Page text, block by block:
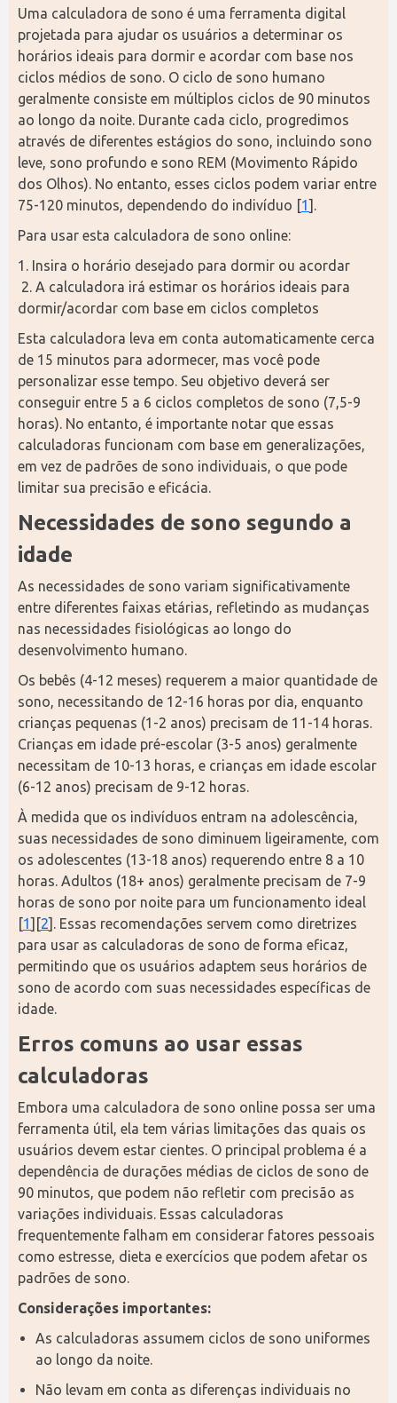
Uma calculadora de sono é uma ferramenta digital
projetada para ajudar os usuários a determinar os
horários ideais para dormir e acordar com base nos
ciclos médios de sono. O ciclo de sono humano
geralmente consiste em múltiplos ciclos de 90 minutos
ao longo da noite. Durante cada ciclo, progredimos
através de diferentes estágios do sono, incluindo sono
leve, sono profundo e sono REM (Movimento Rápido
dos Olhos). No entanto, esses ciclos podem variar entre
75-120 minutos, dependendo do indivíduo [1].
Para usar esta calculadora de sono online:
1. Insira o horário desejado para dormir ou acordar
dormir/acordar com base em ciclos completos
Esta calculadora leva em conta automaticamente cerca
de 15 minutos para adormecer, mas você pode
personalizar esse tempo. Seu objetivo deverá ser
conseguir entre 5 a 6 ciclos completos de sono (7,5-9
horas). No entanto, é importante notar que essas
calculadoras funcionam com base em generalizações,
em vez de padrões de sono individuais, o que pode
limitar sua precisão e eficácia.
Necessidades de sono segundo a
idade
As necessidades de sono variam significativamente
entre diferentes faixas etárias, refletindo as mudanças
nas necessidades fisiológicas ao longo do
desenvolvimento humano.
Os bebês (4-12 meses) requerem a maior quantidade de
sono, necessitando de 12-16 horas por dia, enquanto
crianças pequenas (1-2 anos) precisam de 11-14 horas.
Crianças em idade pré-escolar (3-5 anos) geralmente
necessitam de 10-13 horas, e crianças em idade escolar
(6-12 anos) precisam de 9-12 horas.
À medida que os indivíduos entram na adolescência,
suas necessidades de sono diminuem ligeiramente, com
os adolescentes (13-18 anos) requerendo entre 8 a 10
horas. Adultos (18+ anos) geralmente precisam de 7-9
horas de sono por noite para um funcionamento ideal
[1][2]. Essas recomendações servem como diretrizes
para usar as calculadoras de sono de forma eficaz,
permitindo que os usuários adaptem seus horários de
sono de acordo com suas necessidades específicas de
idade.
Erros comuns ao usar essas
calculadoras
Embora uma calculadora de sono online possa ser uma
ferramenta útil, ela tem várias limitações das quais os
usuários devem estar cientes. O principal problema é a
dependência de durações médias de ciclos de sono de
90 minutos, que podem não refletir com precisão as
variações individuais. Essas calculadoras
frequentemente falham em considerar fatores pessoais
como estresse, dieta e exercícios que podem afetar os
padrões de sono.
Considerações importantes:
As calculadoras assumem ciclos de sono uniformes
ao longo da noite.
Não levam em conta as diferenças individuais no